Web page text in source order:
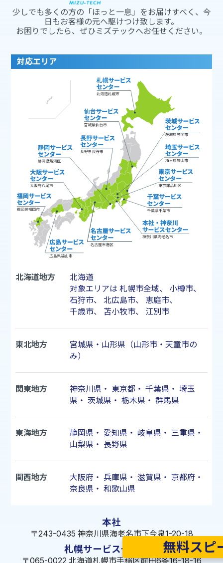
少しでも多くの方の「ほっと一息」をお届けすべく、今
日もお客様の元へ駆けつけ致します。
お困りでしたら、ぜひミズテックへお任せください。
対応エリア
北海道地方
北海道
対象エリアは 札幌市全域、 小樽市、
石狩市、 北広島市、 恵庭市、
千歳市、 苫小牧市、 江別市
東北地方
宮城県・山形県（山形市・天童市の
み）
関東地方 神奈川県 ・ 東京都・ 千葉県 ・ 埼玉
県 ・ 茨城県 ・ 栃木県 ・ 群馬県
東海地方 静岡県 ・ 愛知県 ・ 岐阜県 ・ 三重県 ・
山梨県 ・ 長野県
関西地方 大阪府 ・ 兵庫県 ・ 滋賀県 ・ 京都府 ・
奈良県 ・ 和歌山県
本社
〒243-0435 神奈川県海老名市下今泉1-20-18
札幌サービスセンター
〒065-0022 北海道札幌市手稲区前田6条16-18-16
無料スピ